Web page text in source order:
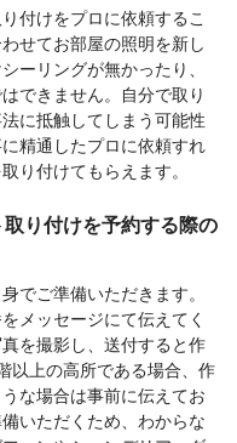
付けをプロに依頼するこ
せてお部屋の照明を新し
ーリングが無かったり、
できません。自分で取り
に抵触してしまう可能性
精通したプロに依頼すれ
り付けてもらえます。
り付けを予約する際の
でご準備いただきます。
メッセージにて伝えてく
を撮影し、送付すると作
以上の高所である場合、作
な場合は事前に伝えてお
いただくため、わからな